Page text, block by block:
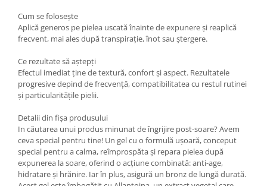
Cum se folosește
Aplică generos pe pielea uscată înainte de expunere și reaplică
frecvent, mai ales după transpirație, înot sau ștergere.
Ce rezultate să aștepți
Efectul imediat ține de textură, confort și aspect. Rezultatele
progresive depind de frecvență, compatibilitatea cu restul rutinei
și particularitățile pielii.
Detalii din fișa produsului
In căutarea unui produs minunat de îngrijire post-soare? Avem
ceva special pentru tine! Un gel cu o formulă ușoară, conceput
special pentru a calma, reîmprospăta și repara pielea după
expunerea la soare, oferind o acțiune combinată: anti-age,
hidratare și hrănire. Iar în plus, asigură un bronz de lungă durată.